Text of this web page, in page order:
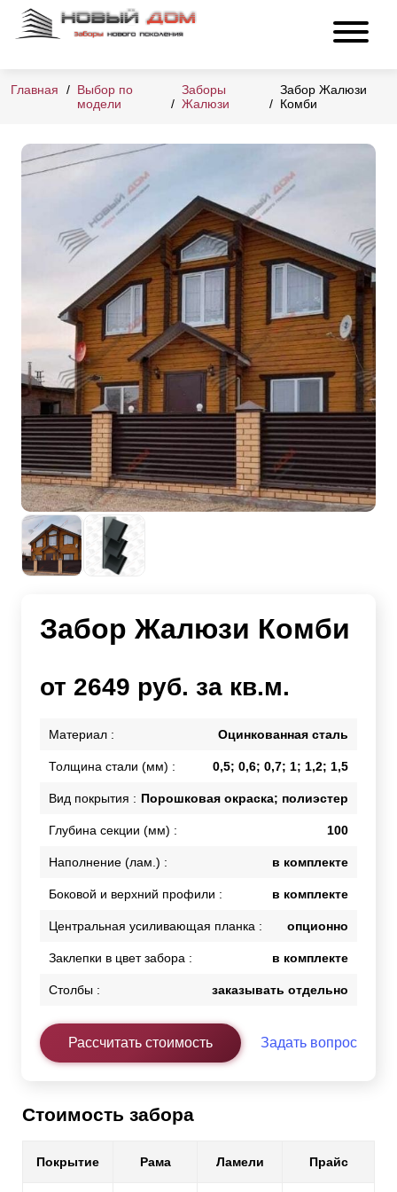
Главная
Выбор по
модели
Заборы
Жалюзи
Забор Жалюзи
Комби
Забор Жалюзи Комби
от 2649 руб. за кв.м.
Материал : Оцинкованная сталь
Толщина стали (мм) : 0,5; 0,6; 0,7; 1; 1,2; 1,5
Вид покрытия : Порошковая окраска; полиэстер
Глубина секции (мм) : 100
Наполнение (лам.) : в комплекте
Боковой и верхний профили : в комплекте
Центральная усиливающая планка : опционно
Заклепки в цвет забора : в комплекте
Столбы : заказывать отдельно
Рассчитать стоимость Задать вопрос
Стоимость забора
Покрытие Рама Ламели Прайс